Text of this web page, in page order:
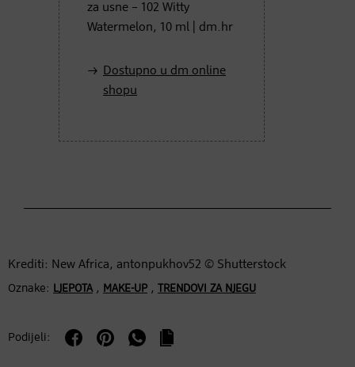
za usne – 102 Witty
Watermelon, 10 ml | dm.hr
Dostupno u dm online
shopu
Krediti: New Africa, antonpukhov52 © Shutterstock
Oznake: LJEPOTA, MAKE-UP , TRENDOVI ZA NJEGU
Podijeli: